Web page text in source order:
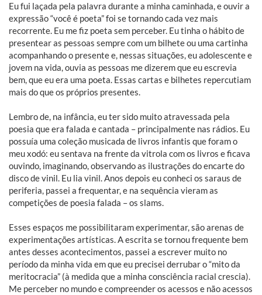
Eu fui laçada pela palavra durante a minha caminhada, e ouvir a
expressão “você é poeta” foi se tornando cada vez mais
recorrente. Eu me fiz poeta sem perceber. Eu tinha o hábito de
presentear as pessoas sempre com um bilhete ou uma cartinha
acompanhando o presente e, nessas situações, eu adolescente e
jovem na vida, ouvia as pessoas me dizerem que eu escrevia
bem, que eu era uma poeta. Essas cartas e bilhetes repercutiam
mais do que os próprios presentes.
Lembro de, na infância, eu ter sido muito atravessada pela
poesia que era falada e cantada – principalmente nas rádios. Eu
possuía uma coleção musicada de livros infantis que foram o
meu xodó: eu sentava na frente da vitrola com os livros e ficava
ouvindo, imaginando, observando as ilustrações do encarte do
disco de vinil. Eu lia vinil. Anos depois eu conheci os saraus de
periferia, passei a frequentar, e na sequência vieram as
competições de poesia falada – os slams.
Esses espaços me possibilitaram experimentar, são arenas de
experimentações artísticas. A escrita se tornou frequente bem
antes desses acontecimentos, passei a escrever muito no
período da minha vida em que eu precisei derrubar o “mito da
meritocracia” (à medida que a minha consciência racial crescia).
Me perceber no mundo e compreender os acessos e não acessos